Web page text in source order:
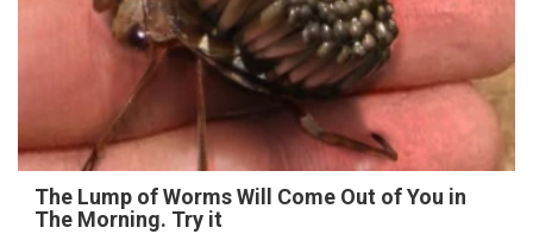
The Lump of Worms Will Come Out of You in
The Morning. Try it